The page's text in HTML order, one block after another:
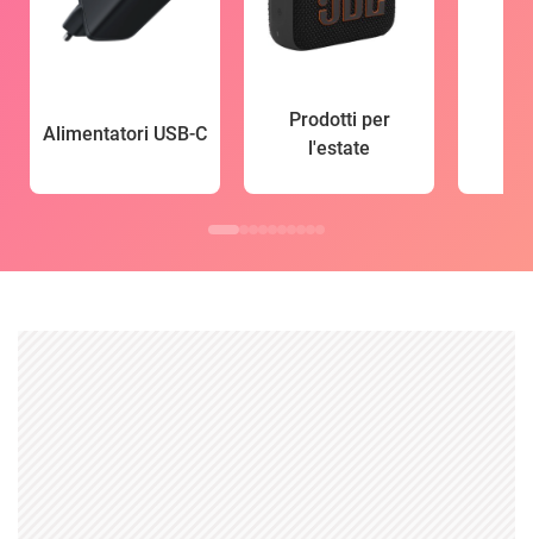
Alimentatori USB-C
Prodotti per
l'estate